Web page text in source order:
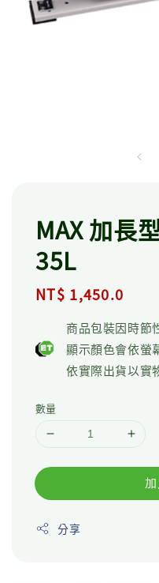
MAX 加長
35L
Regular
NT$ 1,450.0
商品包裝因時節
顯示顏色會依螢
依實際出貨以實
數量
分享